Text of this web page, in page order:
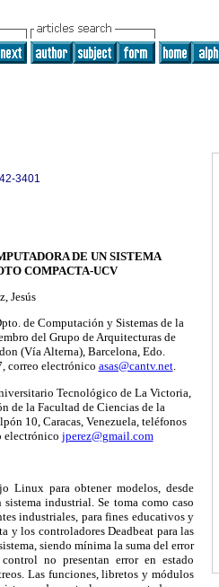
3401
DE UN SISTEMA
COMPACTA-UCV
Jesús
de Computación y Sistemas de la
del Grupo de Arquitecturas de
(Vía Alterna), Barcelona, Edo.
correo electrónico asas@cantv.net.
Tecnológico de La Victoria,
de la Facultad de Ciencias de la
10, Caracas, Venezuela, teléfonos
electrónico jperez@gmail.com
Linux para obtener modelos, desde
industrial. Se toma como caso
industriales, para fines educativos y
y los controladores Deadbeat para las
siendo mínima la suma del error
no presentan error en estado
Las funciones, libretos y módulos